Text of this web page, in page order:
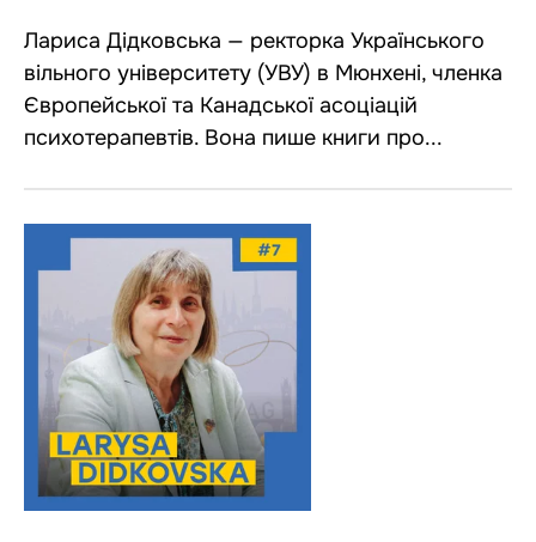
спитать»
Лариса Дідковська — ректорка Українського
вільного університету (УВУ) в Мюнхені, членка
Європейської та Канадської асоціацій
психотерапевтів. Вона пише книги про...